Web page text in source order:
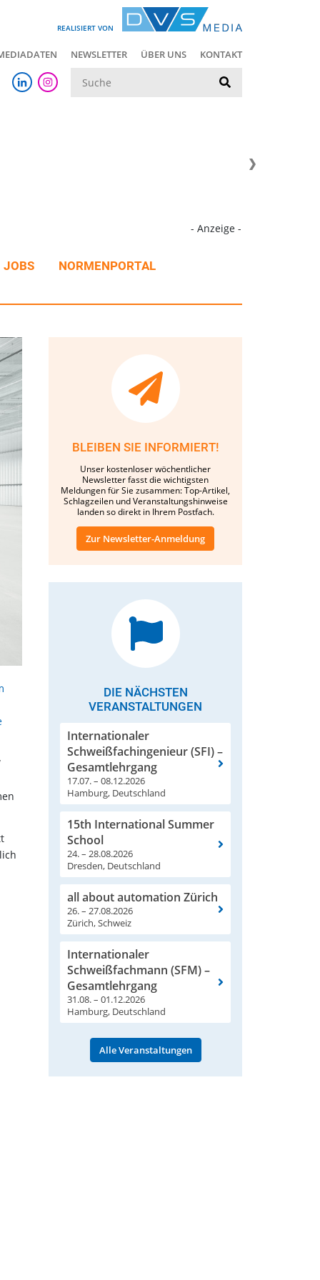
REALISIERT VON
NEWSLETTER ÜBER UNS KONTAKT
- Anzeige -
JOBS NORMENPORTAL
BLEIBEN SIE INFORMIERT!
Unser kostenloser wöchentlicher
Newsletter fasst die wichtigsten
Meldungen für Sie zusammen: Top-Artikel,
Schlagzeilen und Veranstaltungshinweise
landen so direkt in Ihrem Postfach.
Zur Newsletter-Anmeldung
DIE NÄCHSTEN
VERANSTALTUNGEN
Internationaler
Schweißfachingenieur (SFI) –
Gesamtlehrgang
17.07. – 08.12.2026
Hamburg, Deutschland
15th International Summer
School
24. – 28.08.2026
Dresden, Deutschland
all about automation Zürich
26. – 27.08.2026
Zürich, Schweiz
Internationaler
Schweißfachmann (SFM) –
Gesamtlehrgang
31.08. – 01.12.2026
Hamburg, Deutschland
Alle Veranstaltungen